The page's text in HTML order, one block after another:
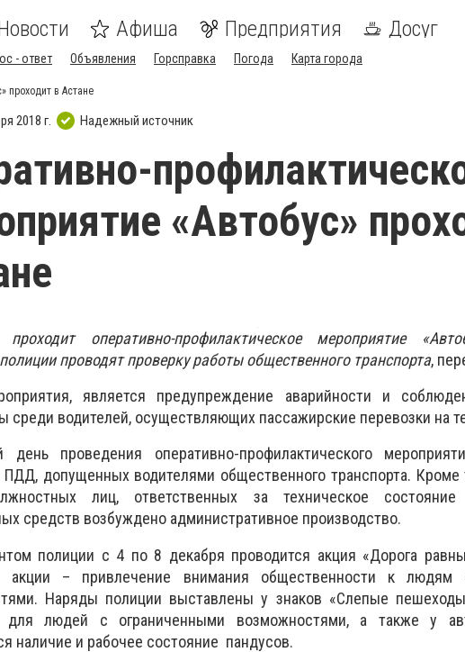
Афиша Предприятия Досуг
- ответ Объявления Горсправка Погода Карта города
проходит в Астане
2018 г. Надежный источник
«Автобус»
оперативно-профилактическое мероприятие
проводят проверку работы общественного транспорта,
является предупреждение аварийности и
среди водителей, осуществляющих пассажирские перевозки на
день проведения оперативно-профилактического
допущенных водителями общественного транспорта. Кроме
лиц, ответственных за техническое
средств возбуждено административное производство.
полиции с 4 по 8 декабря проводится акция «Дорога
акции – привлечение внимания общественности к людям
Наряды полиции выставлены у знаков «Слепые
для людей с ограниченными возможностями, а также у
наличие и рабочее состояние пандусов.